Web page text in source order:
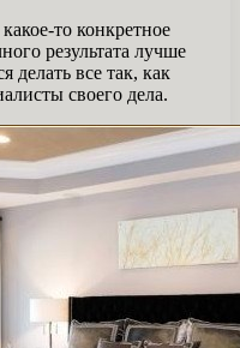
то конкретное
результата лучше
делать все так, как
своего дела.